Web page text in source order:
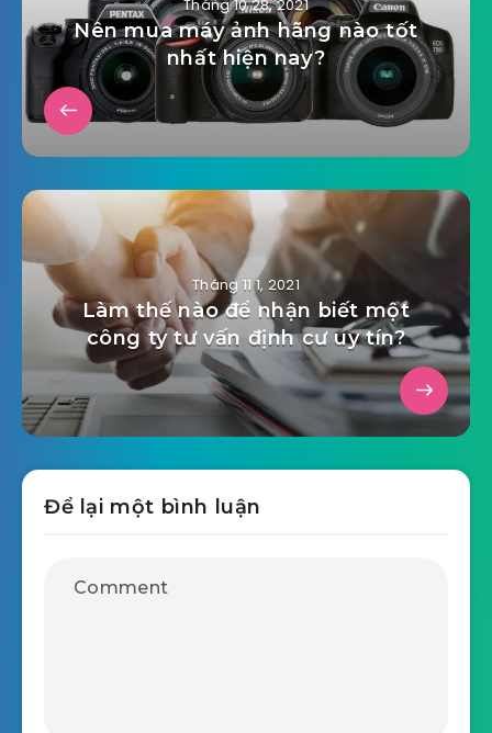
Tháng 10 28, 2021
Nên mua máy ảnh hãng nào tốt
nhất hiện nay?
Tháng 11 1, 2021
Làm thế nào để nhận biết một
công ty tư vấn định cư uy tín?
Để lại một bình luận